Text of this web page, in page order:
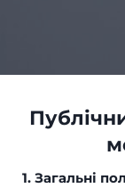
1. Загальні